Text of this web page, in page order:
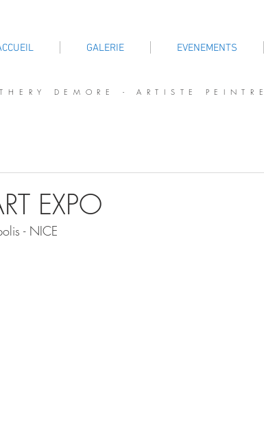
GALERIE EVENEMENTS
DEMORE - ARTISTE PEINTRE
EXPO
- NICE